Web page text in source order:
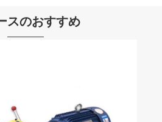
スのおすすめ
もっと見る >>